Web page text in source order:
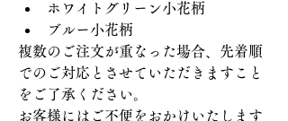
ホワイトグリーン小花柄
ブルー小花柄
複数のご注文が重なった場合、先着順
でのご対応とさせていただきますこと
をご了承ください。
お客様にはご不便をおかけいたします